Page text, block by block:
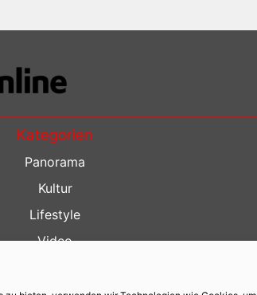
Kategorien
Panorama
Kultur
Lifestyle
Video